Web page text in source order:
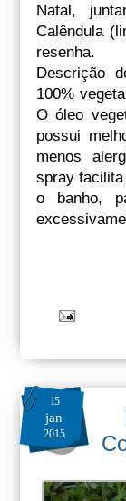
Natal,
Calêndula
resenha.
Descrição
100%
O óleo
possui
menos
spray
o banho,
15
jan
2015